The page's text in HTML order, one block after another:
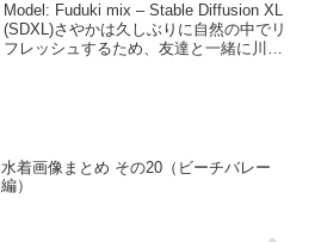
Model: Fuduki mix – Stable Diffusion XL
(SDXL)さやかは久しぶりに自然の中でリ
フレッシュするため、友達と一緒に川遊
水着画像まとめ その20（ビーチバレー
編）